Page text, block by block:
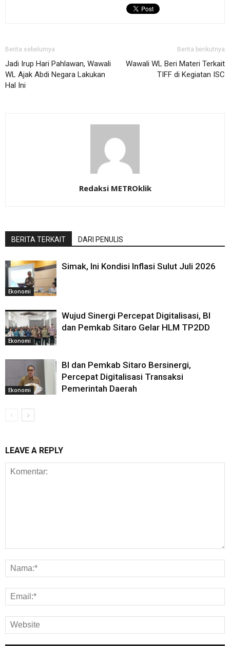
Berita sebelumya
Jadi Irup Hari Pahlawan, Wawali
WL Ajak Abdi Negara Lakukan
Hal Ini
Berita berikutnya
Wawali WL Beri Materi Terkait
TIFF di Kegiatan ISC
Redaksi METROklik
BERITA TERKAIT DARI PENULIS
Ekonomi
Simak, Ini Kondisi Inflasi Sulut Juli 2026
Ekonomi
Wujud Sinergi Percepat Digitalisasi, BI
dan Pemkab Sitaro Gelar HLM TP2DD
Ekonomi
BI dan Pemkab Sitaro Bersinergi,
Percepat Digitalisasi Transaksi
Pemerintah Daerah
LEAVE A REPLY